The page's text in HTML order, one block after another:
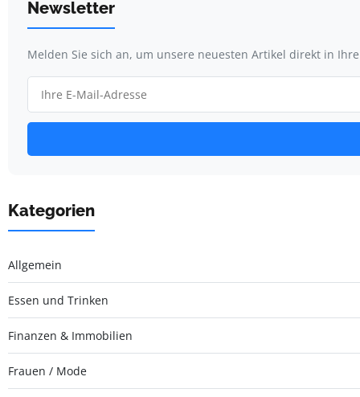
Newsletter
Melden Sie sich an, um unsere neuesten Artikel direkt in
Kategorien
Allgemein
Essen und Trinken
Finanzen & Immobilien
Frauen / Mode